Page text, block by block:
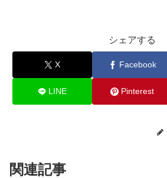
シェアする
X Facebook
LINE Pinterest
関連記事